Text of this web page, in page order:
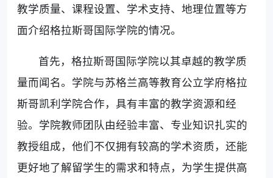
教学质量、课程设置、学术支持、地理位置等方
面介绍格拉斯哥国际学院的情况。
首先，格拉斯哥国际学院以其卓越的教学质
量而闻名。学院与苏格兰高等教育公立学府格拉
斯哥凯利学院合作，具有丰富的教学资源和经
验。学院教师团队由经验丰富、专业知识扎实的
教授组成，他们不仅拥有较高的学术资质，还能
更好地了解留学生的需求和特点，为学生提供高